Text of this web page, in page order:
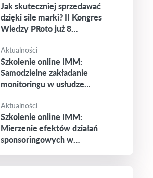
Jak skuteczniej sprzedawać
dzięki sile marki? II Kongres
Wiedzy PRoto już 8
Aktualności
Szkolenie online IMM:
Samodzielne zakładanie
monitoringu w usłudze
Aktualności
Szkolenie online IMM:
Mierzenie efektów działań
sponsoringowych w